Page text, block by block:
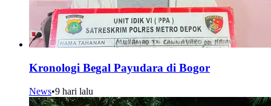
Kronologi Begal Payudara di Bogor
News•9 hari lalu